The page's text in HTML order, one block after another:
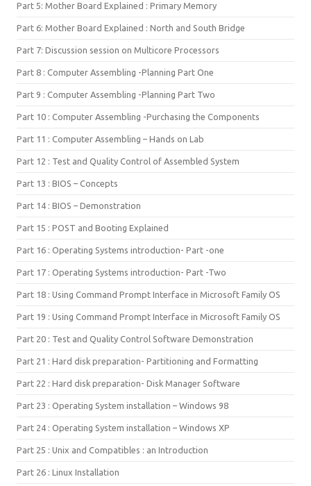
Part 5: Mother Board Explained : Primary Memory
Part 6: Mother Board Explained : North and South Bridge
Part 7: Discussion session on Multicore Processors
Part 8 : Computer Assembling -Planning Part One
Part 9 : Computer Assembling -Planning Part Two
Part 10 : Computer Assembling -Purchasing the Components
Part 11 : Computer Assembling – Hands on Lab
Part 12 : Test and Quality Control of Assembled System
Part 13 : BIOS – Concepts
Part 14 : BIOS – Demonstration
Part 15 : POST and Booting Explained
Part 16 : Operating Systems introduction- Part -one
Part 17 : Operating Systems introduction- Part -Two
Part 18 : Using Command Prompt Interface in Microsoft Family OS
Part 19 : Using Command Prompt Interface in Microsoft Family OS
Part 20 : Test and Quality Control Software Demonstration
Part 21 : Hard disk preparation- Partitioning and Formatting
Part 22 : Hard disk preparation- Disk Manager Software
Part 23 : Operating System installation – Windows 98
Part 24 : Operating System installation – Windows XP
Part 25 : Unix and Compatibles : an Introduction
Part 26 : Linux Installation